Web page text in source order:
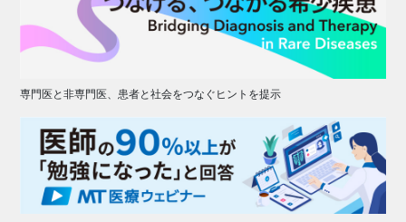
専門医と非専門医、患者と社会をつなぐヒントを提示